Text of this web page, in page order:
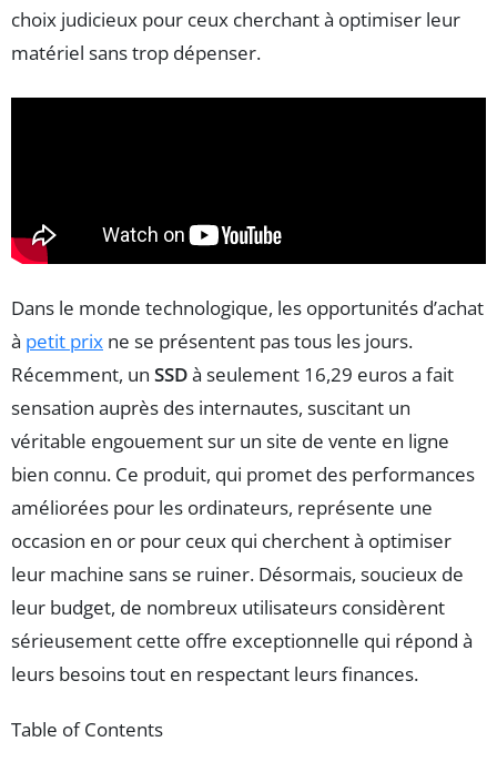
choix judicieux pour ceux cherchant à optimiser leur
matériel sans trop dépenser.
Dans le monde technologique, les opportunités d’achat
à petit prix ne se présentent pas tous les jours.
Récemment, un SSDà seulement 16,29 euros a fait
sensation auprès des internautes, suscitant un
véritable engouement sur un site de vente en ligne
bien connu. Ce produit, qui promet des performances
améliorées pour les ordinateurs, représente une
occasion en or pour ceux qui cherchent à optimiser
leur machine sans se ruiner. Désormais, soucieux de
leur budget, de nombreux utilisateurs considèrent
sérieusement cette offre exceptionnelle qui répond à
leurs besoins tout en respectant leurs finances.
Table of Contents